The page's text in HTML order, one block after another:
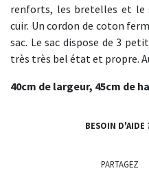
renforts, les bretelles et le
cuir. Un cordon de coton
sac. Le sac dispose de 3
très très bel état et propre.
40cm de largeur, 45cm de
BESOIN D'AIDE
PARTAGEZ